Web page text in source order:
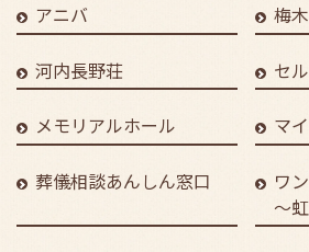
アニバ 梅
河内長野荘 セ
メモリアルホール マ
葬儀相談あんしん窓口
ワ
～